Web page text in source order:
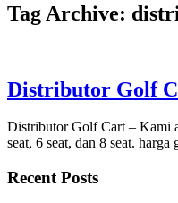
Tag Archive:
Distributor Golf
Distributor Golf Cart – Kami
seat, 6 seat, dan 8 seat.
Recent Posts